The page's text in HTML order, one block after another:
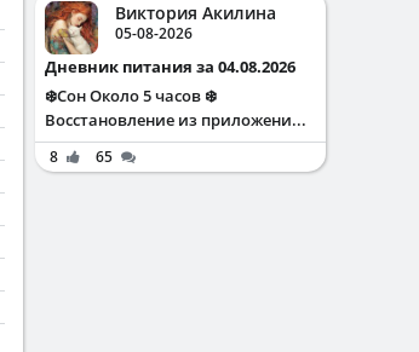
Виктория Акилина
05-08-2026
Дневник питания за 04.08.2026
❄️Сон Около 5 часов ❄️
Восстановление из приложени...
8 65